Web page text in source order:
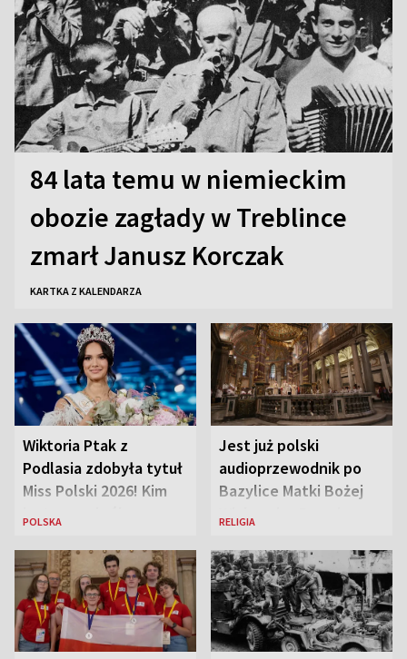
84 lata temu w niemieckim
obozie zagłady w Treblince
zmarł Janusz Korczak
KARTKA Z KALENDARZA
Wiktoria Ptak z
Podlasia zdobyła tytuł
Miss Polski 2026! Kim
jest nowa królowa
POLSKA
Jest już polski
audioprzewodnik po
Bazylice Matki Bożej
Większej w Rzymie
RELIGIA